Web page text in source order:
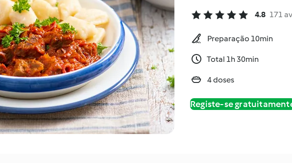
4.8 171
Preparação 10min
Total 1h 30min
4 doses
Registe-se